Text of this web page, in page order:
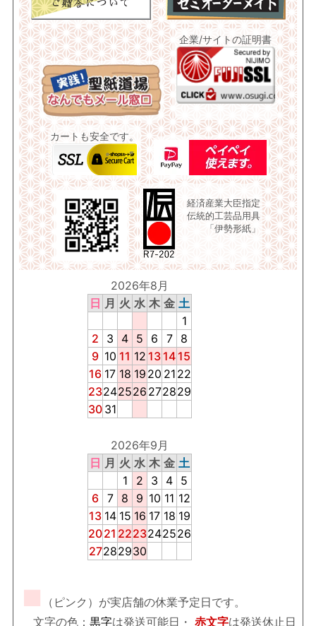
企業/サイトの証明書
カートも安全です。
経済産業大臣指定
伝統的工芸品用具
「伊勢形紙」
2026年8月
日 月 火 水 木 金 土
1
2
3 4 5 6 7
8
9 10 11 12 13 14 15
16 17 18 19 20 21 22
23242526 272829
30 31
2026年9月
日 月 火 水 木 金 土
1
2 3 4 5
6 7 8 9 10 11 12
13 14 15 16 17 18 19
2021 2223242526
27282930
■
（ピンク）が実店舗の休業予定日です。
文字の色： 黒字は発送可能日・ 赤文字は発送休止日